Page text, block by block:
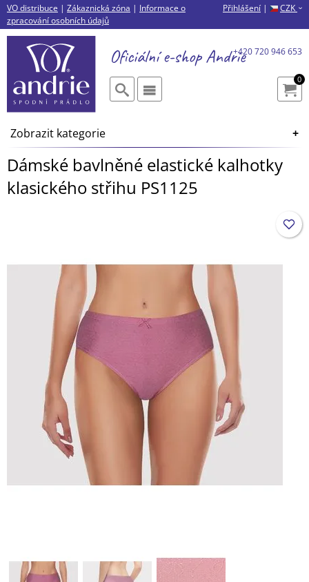
Přihlášení | CZK ›
VO distribuce | Zákaznická zóna | Informace o
zpracování osobních údajů
Oficiální e-shopAndrie
0
+420 720 946 653
Zobrazit kategorie
Dámské bavlněné elastické kalhotky
klasického střihu PS1125